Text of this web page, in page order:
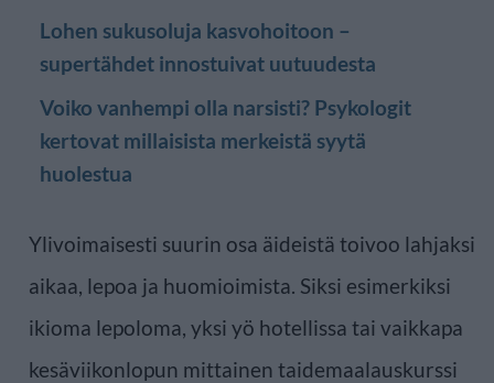
Lohen sukusoluja kasvohoitoon –
supertähdet innostuivat uutuudesta
Voiko vanhempi olla narsisti? Psykologit
kertovat millaisista merkeistä syytä
huolestua
Ylivoimaisesti suurin osa äideistä toivoo lahjaksi
aikaa, lepoa ja huomioimista. Siksi esimerkiksi
ikioma lepoloma, yksi yö hotellissa tai vaikkapa
kesäviikonlopun mittainen taidemaalauskurssi